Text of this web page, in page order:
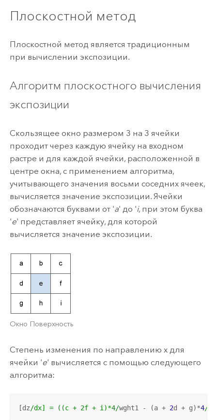
Плоскостной метод
Плоскостной метод является традиционным
при вычислении экспозиции.
Алгоритм плоскостного вычисления
экспозиции
Скользящее окно размером 3 на 3 ячейки
проходит через каждую ячейку на входном
растре и для каждой ячейки, расположенной в
центре окна, с применением алгоритма,
учитывающего значения восьми соседних ячеек,
вычисляется значение экспозиции. Ячейки
обозначаются буквами от 'a' до 'i, при этом буква
'e' представляет ячейку, для которой
вычисляется значение экспозиции.
Окно Поверхность
Степень изменения по направлению x для
ячейки 'e' вычисляется с помощью следующего
алгоритма:
[dz/dx] = ((c + 2f + i)*4/wght1 - (a + 2d + g)*4/